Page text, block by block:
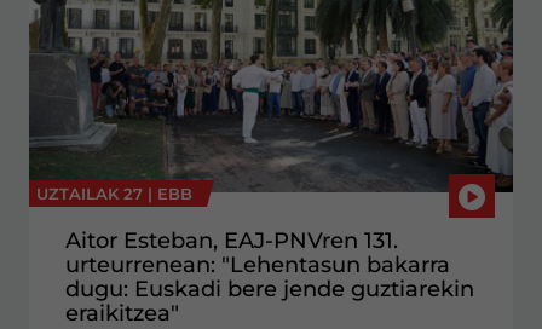
UZTAILAK 27 | EBB
Aitor Esteban, EAJ-PNVren 131.
urteurrenean: "Lehentasun bakarra
dugu: Euskadi bere jende guztiarekin
eraikitzea"